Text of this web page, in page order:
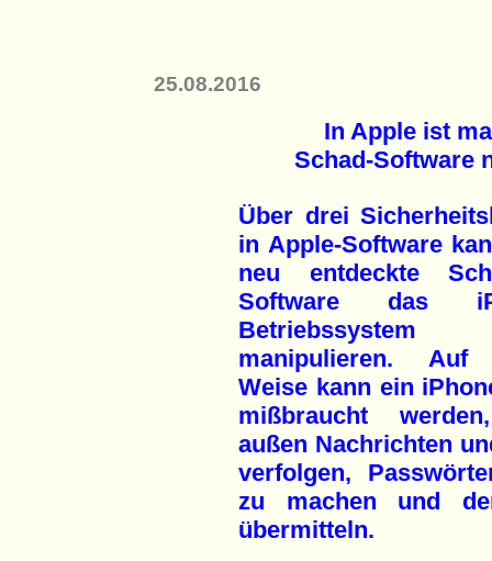
25.08.2016
In Apple ist
Schad-Software
Über drei
in Apple-Software
neu entdeckte
Software das
manipulieren. Auf
Weise kann ein
mißbraucht
außen Nachrichten
verfolgen,
zu machen und
übermitteln.